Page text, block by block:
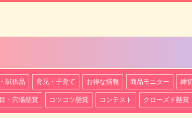
試供品 育児・子育て お得な情報 商品モニター 締
・穴場懸賞 コツコツ懸賞 コンテスト クローズド懸賞